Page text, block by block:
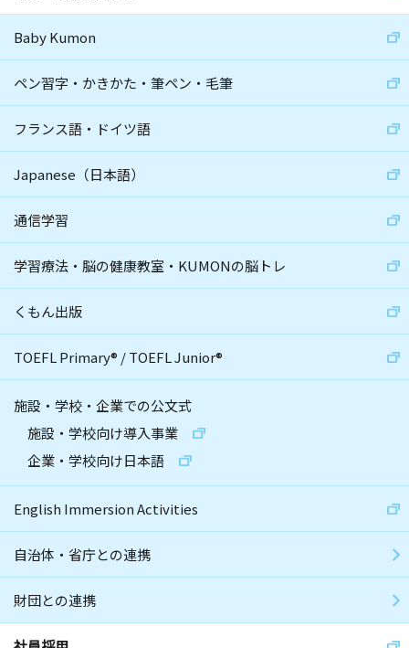
Baby Kumon
ペン習字・かきかた・筆ペン・毛筆
フランス語・ドイツ語
Japanese（日本語）
通信学習
学習療法・脳の健康教室・KUMONの脳トレ
くもん出版
TOEFL Primary® /TOEFL Junior®
施設・学校・企業での公文式
施設・学校向け導入事業
企業・学校向け日本語
English Immersion Activities
自治体・省庁との連携
財団との連携